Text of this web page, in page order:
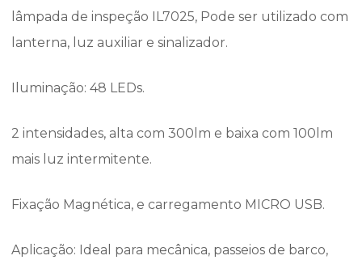
lâmpada de inspeção IL7025, Pode ser utilizado com
lanterna, luz auxiliar e sinalizador.
Iluminação: 48 LEDs.
2 intensidades, alta com 300lm e baixa com 100lm
mais luz intermitente.
Fixação Magnética, e carregamento MICRO USB.
Aplicação: Ideal para mecânica, passeios de barco,